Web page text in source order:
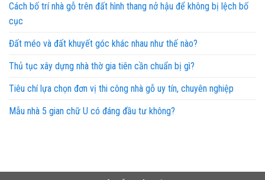
Cách bố trí nhà gỗ trên đất hình thang nở hậu để không bị lệch bố
cục
Đất méo và đất khuyết góc khác nhau như thế nào?
Thủ tục xây dựng nhà thờ gia tiên cần chuẩn bị gì?
Tiêu chí lựa chọn đơn vị thi công nhà gỗ uy tín, chuyên nghiệp
Mẫu nhà 5 gian chữ U có đáng đầu tư không?